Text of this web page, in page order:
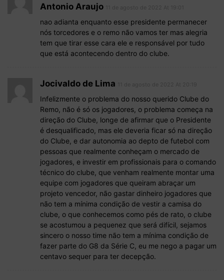
Antonio Araujo
nao adianta enquanto esse presidente permanecer
nós torcedores e o remo não vamos ter mas alegria
tem que tirar esse cara ele e responsável por tudo
que está acontecendo dentro do clube.
Jocivaldo de Lima
Infelizmente o problema do nosso querido Clube do
Remo, não é só os jogadores, o problema começa na
direção do Clube, longe de afirmar que o Presidente
é desqualificado, mas ele deveria ficar só na direção
do Clube, e dar autonomia ao depto de futebol com
pessoas que realmente conheçam o mercado de
jogadores, e investir em profissionais para o comando
técnico do clube, que venham realmente montar uma
equipe com jogadores que queiram abraçar um
projeto vencedor, não gastar dinheiro jogadores que
não tem a mínima condição de vestir a camisa do
clube, o que conhecemos como pés de rato, o clube
se acostumou a pequenez que será difícil, sejamos
sincero o nosso time não tem a mínima condição de
fazer parte do G8 da Série C, eu me nego a pagar um
centavo sequer para ter decepção.